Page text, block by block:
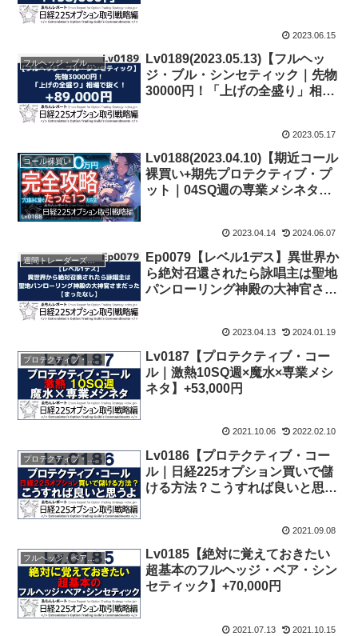
2023.06.15
フルヘッジ・ブル・シンセティック
Lv0189(2023.05.13)【フルヘッ
ジ・ブル・シンセティック｜先物
30000円！「上げの全盛り」相場
2023.05.17
コール裸買い
Lv0188(2023.04.10)【期近コール
裸買い+期先プロテクティブ・プ
ット｜04SQ週の専業メシネタ】
2023.04.14 2024.06.07
週間トレーダーズ・トリビューン
Ep0079【レベル1デス】異世界か
ら絶対召還されたら詠唱主は聖地
パンローリング神殿の大神官さま
2023.04.13 2024.01.19
プロテクティブ・コール
Lv0187【プロテクティブ・コー
ル｜激熱10SQ週×魔水×専業メシ
ネタ】+53,000円
2021.10.06 2022.02.10
プロテクティブ・コール
Lv0186【プロテクティブ・コー
ル｜日経225オプション買いで儲
ける方法？こうすれば良いと思う
2021.09.08
フルヘッジ・ベア・シンセティック
Lv0185【絶対に覚えておきたい
超基本のフルヘッジ・ベア・シン
セティック】+70,000円
2021.07.13 2021.10.15